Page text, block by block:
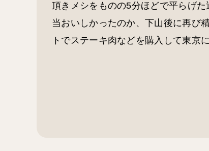
頂きメシをものの5分ほどで平らげ
当おいしかったのか、下山後に再び
トでステーキ肉などを購入して東京